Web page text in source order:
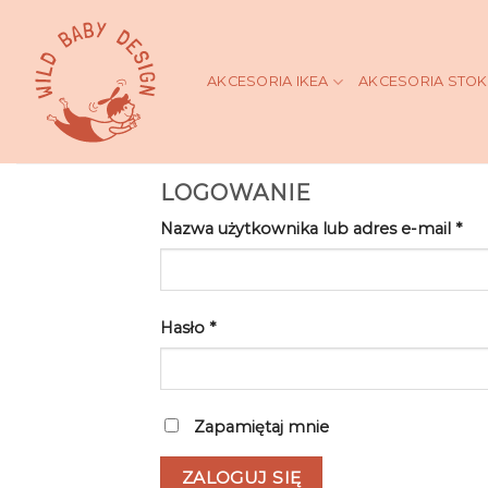
content
AKCESORIA IKEA AKCESORIA
LOGOWANIE
Nazwa użytkownika lub adres e-mail *
Hasło *
Zapamiętaj mnie
ZALOGUJ SIĘ